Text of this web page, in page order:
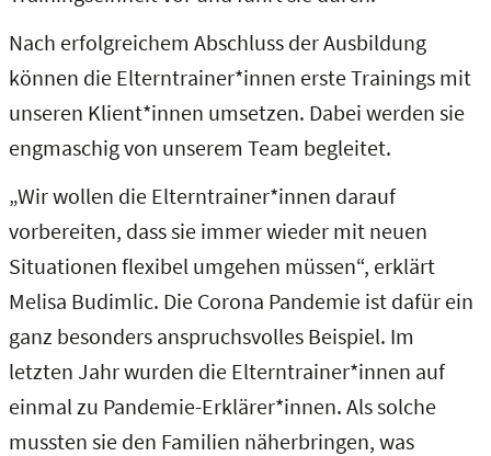
Nach erfolgreichem Abschluss der Ausbildung
können die Elterntrainer*innen erste Trainings mit
unseren Klient*innen umsetzen. Dabei werden sie
engmaschig von unserem Team begleitet.
„Wir wollen die Elterntrainer*innen darauf
vorbereiten, dass sie immer wieder mit neuen
Situationen flexibel umgehen müssen“, erklärt
Melisa Budimlic. Die Corona Pandemie ist dafür ein
ganz besonders anspruchsvolles Beispiel. Im
letzten Jahr wurden die Elterntrainer*innen auf
einmal zu Pandemie-Erklärer*innen. Als solche
mussten sie den Familien näherbringen, was